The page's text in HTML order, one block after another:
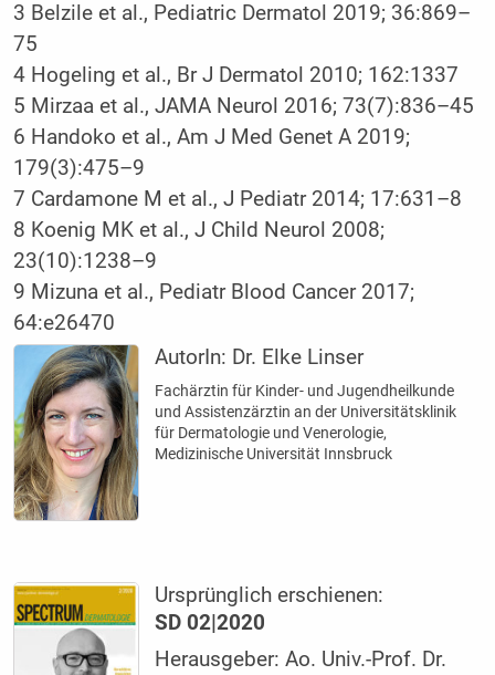
3 Belzile et al., Pediatric Dermatol 2019; 36:869–
75
4 Hogeling et al., Br J Dermatol 2010; 162:1337
5 Mirzaa et al., JAMA Neurol 2016; 73(7):836–45
6 Handoko et al., Am J Med Genet A 2019;
179(3):475–9
7 Cardamone M et al., J Pediatr 2014; 17:631–8
8 Koenig MK et al., J Child Neurol 2008;
23(10):1238–9
9 Mizuna et al., Pediatr Blood Cancer 2017;
64:e26470
AutorIn: Dr. Elke Linser
Fachärztin für Kinder- und Jugendheilkunde
und Assistenzärztin an der Universitätsklinik
für Dermatologie und Venerologie,
Medizinische Universität Innsbruck
Ursprünglich erschienen:
SD 02|2020
Herausgeber: Ao. Univ.-Prof. Dr.